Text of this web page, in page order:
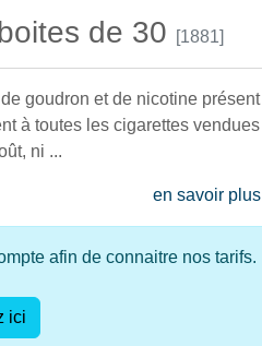
de 30 [1881]
goudron et de nicotine présent
à toutes les cigarettes vendues
ni ...
en savoir plus
afin de connaitre nos tarifs.
ici